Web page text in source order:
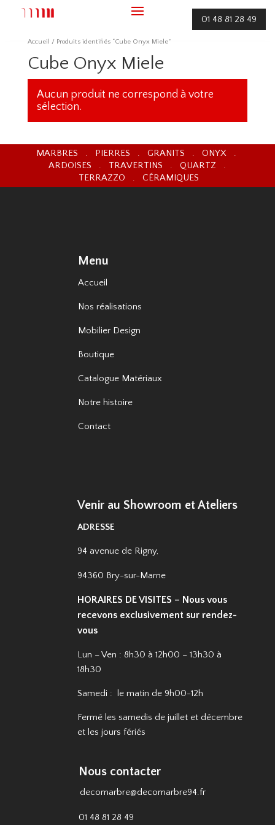
01 48 81 28 49
Accueil / Produits identifiés “Cube Onyx Miele”
Cube Onyx Miele
Aucun produit ne correspond à votre
sélection.
MARBRES . PIERRES . GRANITS . ONYX .
ARDOISES . TRAVERTINS . QUARTZ .
TERRAZZO . CÉRAMIQUES
Menu
Accueil
Nos réalisations
Mobilier Design
Boutique
Catalogue Matériaux
Notre histoire
Contact
Venir au Showroom et Ateliers
ADRESSE
94 avenue de Rigny,
94360 Bry-sur-Marne
HORAIRES DE VISITES – Nous vous
recevons exclusivement sur rendez-
vous
Lun – Ven : 8h30 à 12h00 – 13h30 à
18h30
Samedi : le matin de 9h00-12h
Fermé les samedis de juillet et décembre
et les jours fériés
Nous contacter
decomarbre@decomarbre94.fr
01 48 81 28 49